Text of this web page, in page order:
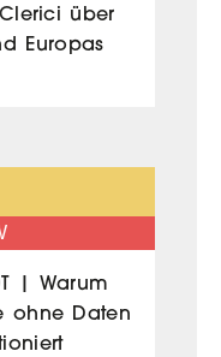
über
Europas
| Warum
ohne Daten